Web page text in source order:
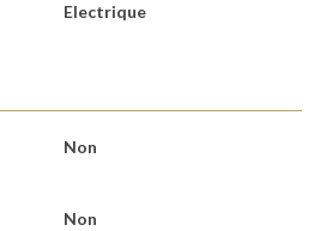
Electrique
Non
Non